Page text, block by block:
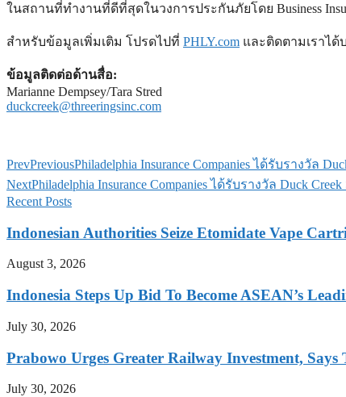
ในสถานที่ทำงานที่ดีที่สุดในวงการประกันภัยโดย Business
สำหรับข้อมูลเพิ่มเติม โปรดไปที่ PHLY.com และติดตามเราได้
ข้อมูลติดต่อด้านสื่อ:
Marianne Dempsey/Tara Stred
duckcreek@threeringsinc.com
PrevPreviousPhiladelphia Insurance Companies ได้รับรางวัล
NextPhiladelphia Insurance Companies ได้รับรางวัล Duck
Recent Posts
Indonesian Authorities Seize Etomidate Vape
August 3, 2026
Indonesia Steps Up Bid To Become ASEAN’s
July 30, 2026
Prabowo Urges Greater Railway Investment, Says
July 30, 2026